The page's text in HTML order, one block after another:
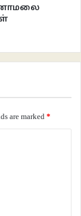
கவிதைகள்
are marked *